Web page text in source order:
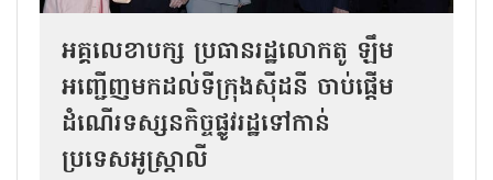
អគ្គលេខាបក្ស ប្រធានរដ្ឋលោកតូ ឡឹម
អញ្ជើញមកដល់ទីក្រុងស៊ីដនី ចាប់ផ្តើម
ដំណើរទស្សនកិច្ចផ្លូវរដ្ឋទៅកាន់
ប្រទេសអូស្ត្រាលី